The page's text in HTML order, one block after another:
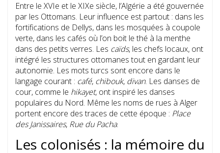
Entre le XVIe et le XIXe siècle, l’Algérie a été gouvernée
par les Ottomans. Leur influence est partout : dans les
fortifications de Dellys, dans les mosquées à coupole
verte, dans les cafés où l’on boit le thé à la menthe
dans des petits verres. Les caïds, les chefs locaux, ont
intégré les structures ottomanes tout en gardant leur
autonomie. Les mots turcs sont encore dans le
langage courant : café, chibouk, divan. Les danses de
cour, comme le hikayet, ont inspiré les danses
populaires du Nord. Même les noms de rues à Alger
portent encore des traces de cette époque : Place
des Janissaires, Rue du Pacha.
Les colonisés : la mémoire du